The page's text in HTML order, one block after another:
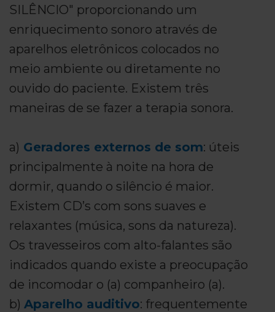
SILÊNCIO" proporcionando um
enriquecimento sonoro através de
aparelhos eletrônicos colocados no
meio ambiente ou diretamente no
ouvido do paciente. Existem três
maneiras de se fazer a terapia sonora.
a) Geradores externos de som: úteis
principalmente à noite na hora de
dormir, quando o silêncio é maior.
Existem CD’s com sons suaves e
relaxantes (música, sons da natureza).
Os travesseiros com alto-falantes são
indicados quando existe a preocupação
de incomodar o (a) companheiro (a).
b) Aparelho auditivo: frequentemente